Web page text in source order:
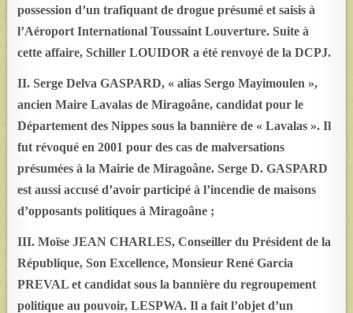
possession d’un trafiquant de drogue présumé et saisis à
l’Aéroport International Toussaint Louverture. Suite à
cette affaire, Schiller LOUIDOR a été renvoyé de la DCPJ.
II. Serge Delva GASPARD, « alias Sergo Mayimoulen »,
ancien Maire Lavalas de Miragoâne, candidat pour le
Département des Nippes sous la bannière de « Lavalas ». Il
fut révoqué en 2001 pour des cas de malversations
présumées à la Mairie de Miragoâne. Serge D. GASPARD
est aussi accusé d’avoir participé à l’incendie de maisons
d’opposants politiques à Miragoâne ;
III. Moïse JEAN CHARLES, Conseiller du Président de la
République, Son Excellence, Monsieur René Garcia
PREVAL et candidat sous la bannière du regroupement
politique au pouvoir, LESPWA. Il a fait l’objet d’un